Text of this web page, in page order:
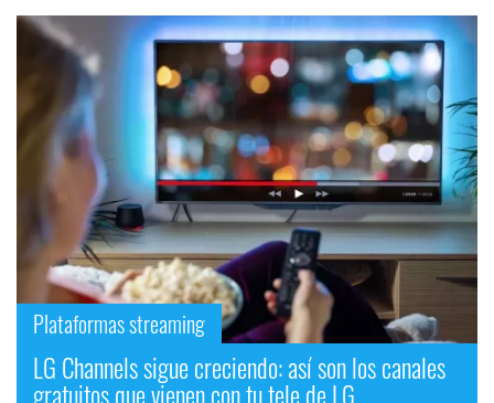
Plataformas streaming
LG Channels sigue creciendo: así son los canales
gratuitos que vienen con tu tele de LG